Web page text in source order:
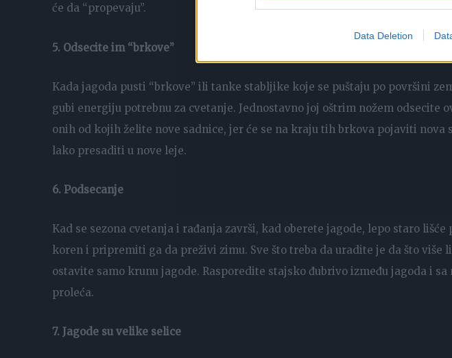
Data Deletion
će da “propevaju”.
5. Odsecite im “brkove”
Kada jagoda pusti “brkove” ili tanke stabljike koje se puštaju po površini
gubi energiju potrebnu za cvetanje. Jednostavno joj oštrim nožem odsecite
onih od kojih želite nove sadnice, jer će se na kraju tih brkova pojaviti nova
lako presaditi u nove leje.
6. Podsecanje
Kad se sezona cvetanja i rađanja završi, kad oberete jagode, lepo staro lišće
koren i pripremiti ga da preživi zimu. Sve što treba da uradite je da što više
ostavite samo krunu jagode. Rasporedite stajsko đubrivo između jagoda i
proleća.
7. Jagode su velike selice